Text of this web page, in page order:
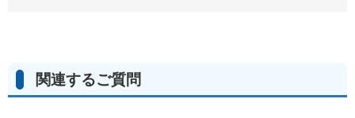
関連するご質問